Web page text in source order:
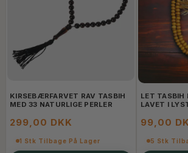
KIRSEBÆRFARVET RAV TASBIH
MED 33 NATURLIGE PERLER
299,00 DKK
1 Stk Tilbage På Lager
LET TASBIH
LAVET I
99,00
5 Stk